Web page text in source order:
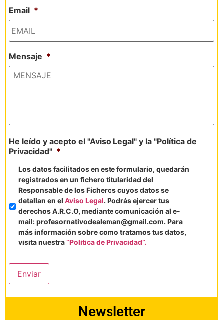
Email *
Mensaje *
He leído y acepto el "Aviso Legal" y la "Política de
Privacidad" *
Los datos facilitados en este formulario, quedarán
registrados en un fichero titularidad del
Responsable de los Ficheros cuyos datos se
detallan en el Aviso Legal. Podrás ejercer tus
derechos A.R.C.O, mediante comunicación al e-
mail: profesornativodealeman@gmail.com. Para
más información sobre como tratamos tus datos,
visita nuestra“Política de Privacidad”.
Enviar
Newsletter